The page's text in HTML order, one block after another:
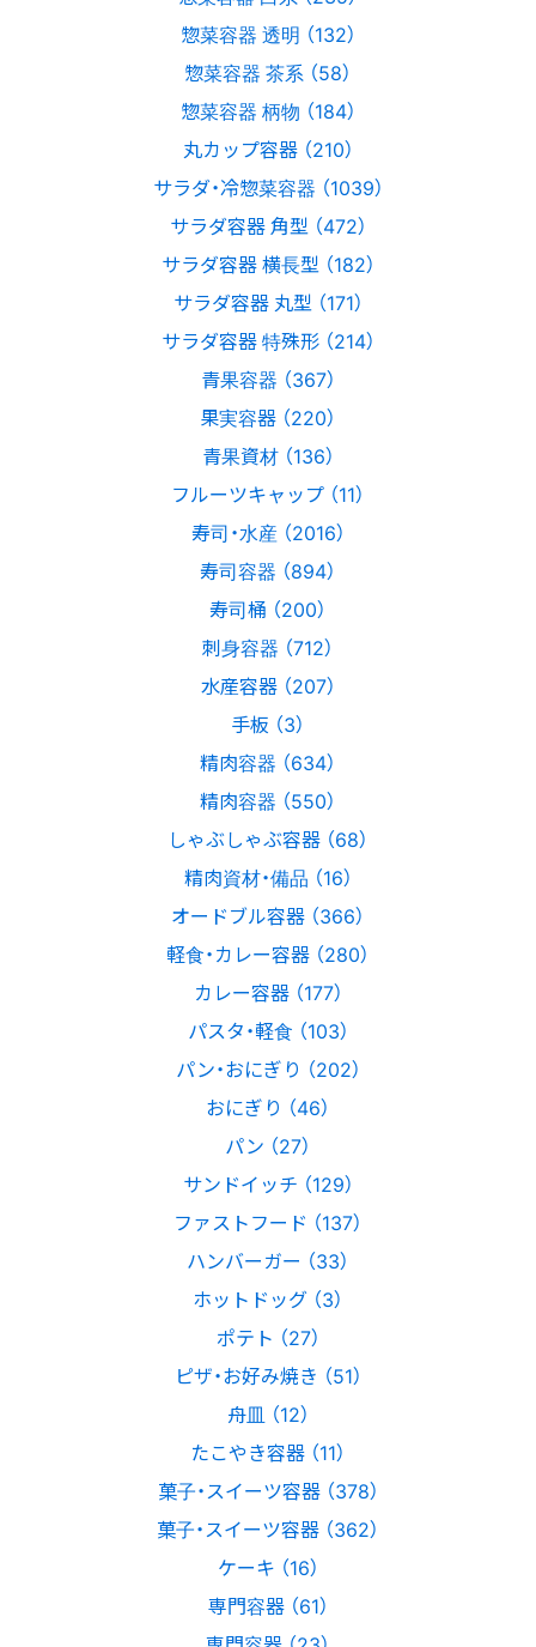
惣菜容器 透明 （132）
惣菜容器 茶系 （58）
惣菜容器 柄物 （184）
丸カップ容器 （210）
サラダ・冷惣菜容器 （1039）
サラダ容器 角型 （472）
サラダ容器 横長型 （182）
サラダ容器 丸型 （171）
サラダ容器 特殊形 （214）
青果容器 （367）
果実容器 （220）
青果資材 （136）
フルーツキャップ （11）
寿司・水産 （2016）
寿司容器 （894）
寿司桶 （200）
刺身容器 （712）
水産容器 （207）
手板 （3）
精肉容器 （634）
精肉容器 （550）
しゃぶしゃぶ容器 （68）
精肉資材・備品 （16）
オードブル容器 （366）
軽食・カレー容器 （280）
カレー容器 （177）
パスタ・軽食 （103）
パン・おにぎり （202）
おにぎり （46）
パン （27）
サンドイッチ （129）
ファストフード （137）
ハンバーガー （33）
ホットドッグ （3）
ポテト （27）
ピザ・お好み焼き （51）
舟皿 （12）
たこやき容器 （11）
菓子・スイーツ容器 （378）
菓子・スイーツ容器 （362）
ケーキ （16）
専門容器 （61）